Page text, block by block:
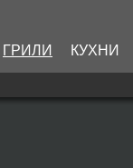
ГРИЛИ КУХНИ